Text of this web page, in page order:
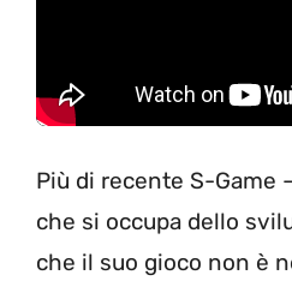
Più di recente S-Game
che si occupa dello
che il suo gioco non è